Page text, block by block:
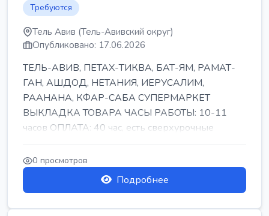
Требуются
Тель Авив (Тель-Авивский округ)
Опубликовано: 17.06.2026
ТЕЛЬ-АВИВ, ПЕТАХ-ТИКВА, БАТ-ЯМ, РАМАТ-
ГАН, АШДОД, НЕТАНИЯ, ИЕРУСАЛИМ,
РААНАНА, КФАР-САБА СУПЕРМАРКЕТ
ВЫКЛАДКА ТОВАРА ЧАСЫ РАБОТЫ: 10-11
часов ОПЛАТА: 40 час, есть сверхурочные
ПИТАНИЕ ЕСТЬ Для синих б...
0 просмотров
Подробнее